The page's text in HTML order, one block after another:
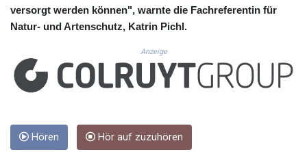
FKP 0.85882
GBP 0.858273
GGP 0.85882
GHS 13.548654
GIP 0.85882
GTQ 8.809274
GYD 241.590075
versorgt werden können", warnte die Fachreferentin für
Natur- und Artenschutz, Katrin Pichl.
Anzeige
Hören Hör auf zuzuhören